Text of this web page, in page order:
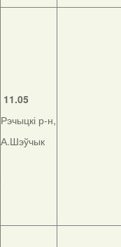
11.05
Рэчыцкі р-н,
А.Шэўчык